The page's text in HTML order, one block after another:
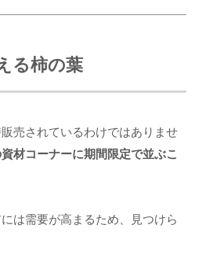
る柿の葉
売されているわけではありませ
材コーナーに期間限定で並ぶこ
は需要が高まるため、見つけら